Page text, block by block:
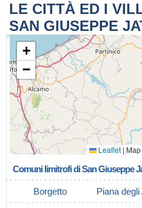
LE CITTÀ ED I
SAN GIUSEPPE
+
−
Leaflet |
Comuni limitrofi di San Giuseppe
Borgetto Piana